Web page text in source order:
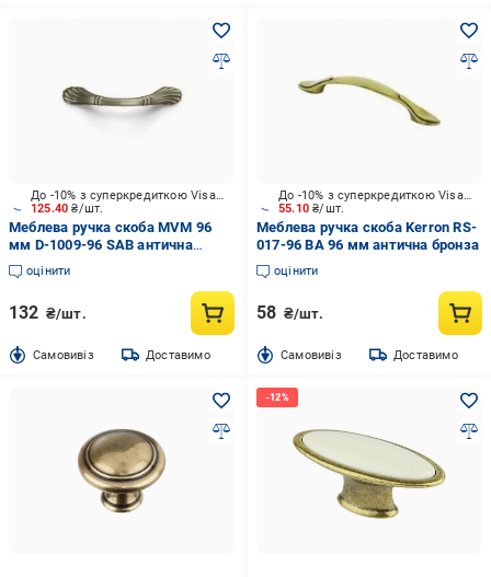
125.40₴/шт.
До -10% з суперкредиткою Visa Вигода
Меблева ручка скоба MVM 96
мм D-1009-96 SAB антична
бронза
оцінити
132 ₴/шт.
Cамовивіз Доставимо
55.10₴/шт.
До -10% з суперкредиткою Visa Вигода
Меблева ручка скоба Kerron RS-
017-96 BA 96 мм антична бронза
оцінити
58 ₴/шт.
Cамовивіз Доставимо